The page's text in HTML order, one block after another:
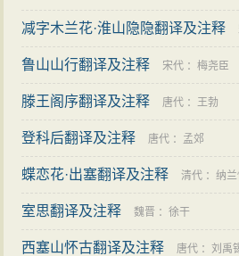
减字木兰花·淮山隐隐翻译及注释
鲁山山行翻译及注释 宋代 ：梅尧臣
滕王阁序翻译及注释 唐代 ：王勃
登科后翻译及注释 唐代 ： 孟郊
蝶恋花·出塞翻译及注释 清代 ：纳
室思翻译及注释 魏晋 ：徐干
西塞山怀古翻译及注释 唐代 ：刘禹